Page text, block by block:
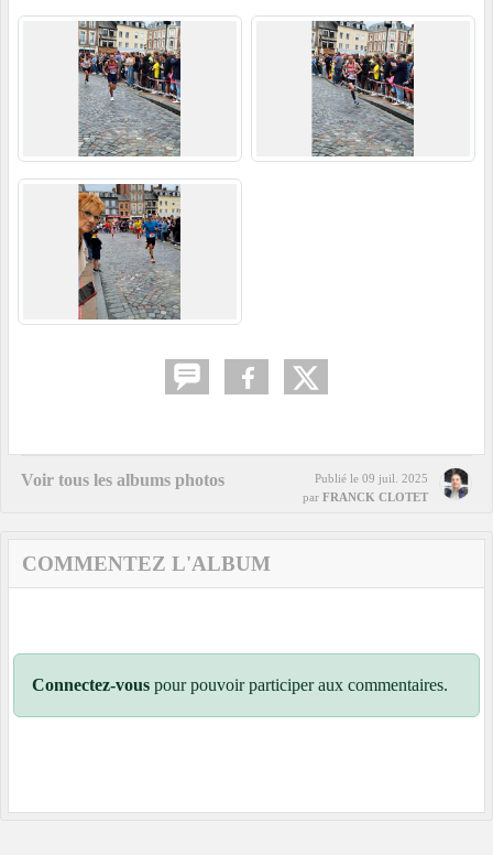
Voir tous les albums photos Publié le 09 juil. 2025
par FRANCK CLOTET
COMMENTEZ L'ALBUM
Connectez-vous pour pouvoir participer aux commentaires.